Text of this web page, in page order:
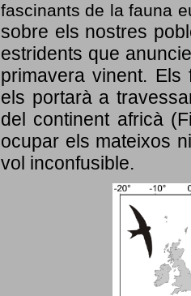
fascinants de la fauna
sobre els nostres
estridents que
primavera vinent. Els
els portarà a
del continent africà
ocupar els mateixos
vol inconfusible.